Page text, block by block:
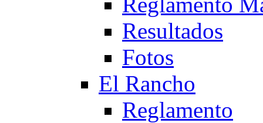
Resultados
Fotos
El Rancho
Reglamento